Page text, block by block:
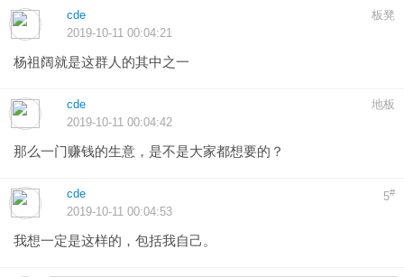
板凳
cde
2019-10-11 00:04:21
杨祖阔就是这群人的其中之一
地板
cde
2019-10-11 00:04:42
那么一门赚钱的生意，是不是大家都想要的？
5#
cde
2019-10-11 00:04:53
我想一定是这样的，包括我自己。